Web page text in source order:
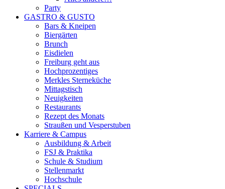
Party
GASTRO & GUSTO
Bars & Kneipen
Biergärten
Brunch
Eisdielen
Freiburg geht aus
Hochprozentiges
Merkles Sterneküche
Mittagstisch
Neuigkeiten
Restaurants
Rezept des Monats
Straußen und Vesperstuben
Karriere & Campus
Ausbildung & Arbeit
FSJ & Praktika
Schule & Studium
Stellenmarkt
Hochschule